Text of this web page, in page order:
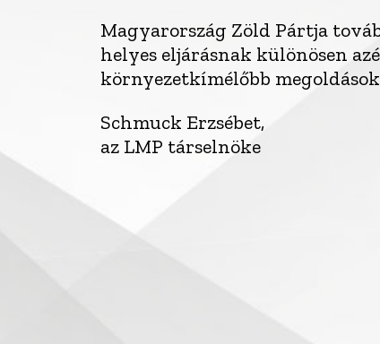
Magyarország Zöld Pártja
helyes eljárásnak különösen
környezetkímélőbb
Schmuck Erzsébet,
az LMP társelnöke